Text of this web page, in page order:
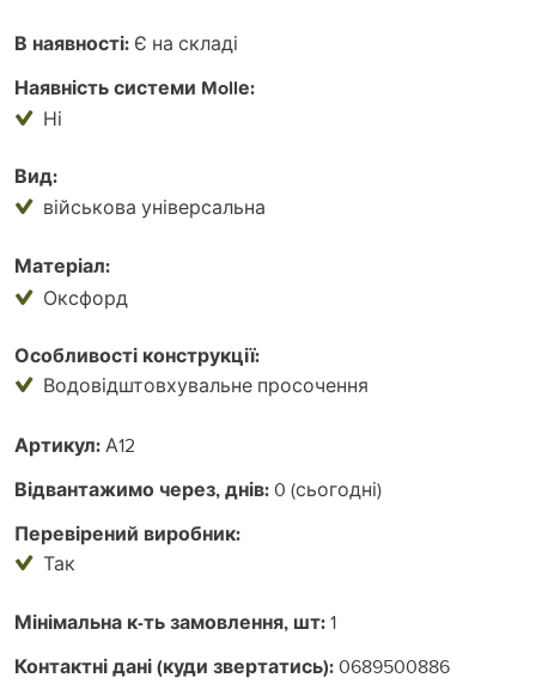
В наявності: Є на складі
Наявність системи Mollе:
Ні
Вид:
військова універсальна
Матеріал:
Оксфорд
Особливості конструкції:
Водовідштовхувальне просочення
Артикул:А12
Відвантажимо через, днів:0 (сьогодні)
Перевірений виробник:
Так
Мінімальна к-ть замовлення, шт:1
Контактні дані (куди звертатись):0689500886